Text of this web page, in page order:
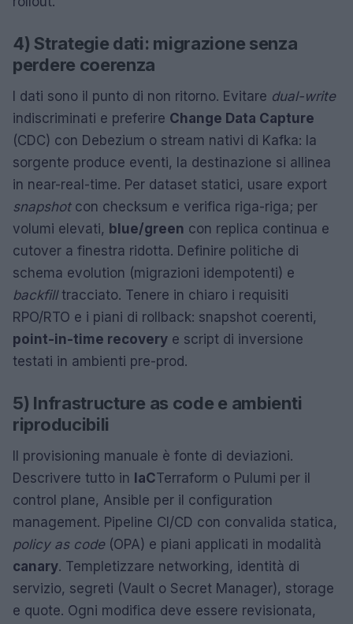
4) Strategie dati: migrazione senza
perdere coerenza
I dati sono il punto di non ritorno. Evitare dual-write
indiscriminati e preferire Change Data Capture
(CDC) con Debezium o stream nativi di Kafka: la
sorgente produce eventi, la destinazione si allinea
in near-real-time. Per dataset statici, usare export
snapshotcon checksum e verifica riga-riga; per
volumi elevati, blue/green con replica continua e
cutover a finestra ridotta. Definire politiche di
schema evolution (migrazioni idempotenti) e
backfilltracciato. Tenere in chiaro i requisiti
RPO/RTO e i piani di rollback: snapshot coerenti,
point-in-time recovery e script di inversione
testati in ambienti pre-prod.
5) Infrastructure as code e ambienti
riproducibili
Il provisioning manuale è fonte di deviazioni.
Descrivere tutto in IaCTerraform o Pulumi per il
control plane, Ansible per il configuration
management. Pipeline CI/CD con convalida statica,
policy as code(OPA) e piani applicati in modalità
canary. Templetizzare networking, identità di
servizio, segreti (Vault o Secret Manager), storage
e quote. Ogni modifica deve essere revisionata,